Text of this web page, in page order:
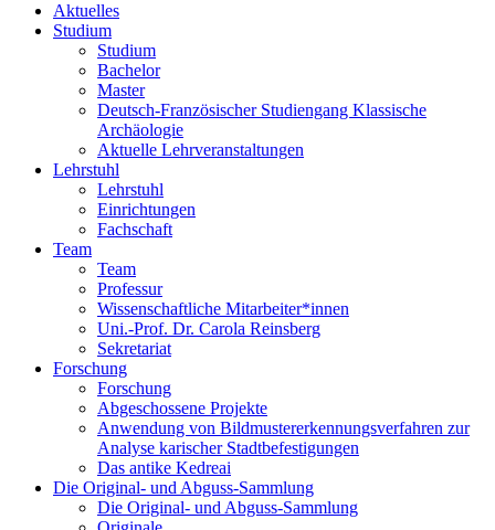
Aktuelles
Studium
Studium
Bachelor
Master
Deutsch-Französischer Studiengang Klassische
Archäologie
Aktuelle Lehrveranstaltungen
Lehrstuhl
Lehrstuhl
Einrichtungen
Fachschaft
Team
Team
Professur
Wissenschaftliche Mitarbeiter*innen
Uni.-Prof. Dr. Carola Reinsberg
Sekretariat
Forschung
Forschung
Abgeschossene Projekte
Anwendung von Bildmustererkennungsverfahren zur
Analyse karischer Stadtbefestigungen
Das antike Kedreai
Die Original- und Abguss-Sammlung
Die Original- und Abguss-Sammlung